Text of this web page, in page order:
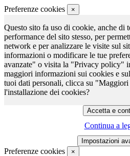
Preferenze cookies ×
Questo sito fa uso di cookie, anche di
performance del sito stesso, per
network e per analizzare le visite sul
informazioni o modificare le tue
avanzate" o visita la "Privacy policy"
maggiori informazioni sui cookies e
tuoi dati personali, clicca su
l'installazione dei cookies?
Continua a
Preferenze cookies ×